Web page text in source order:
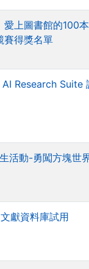
愛上圖書館的100
賽得獎名單
Research Suite
活動-勇闖方塊世
獻資料庫試用